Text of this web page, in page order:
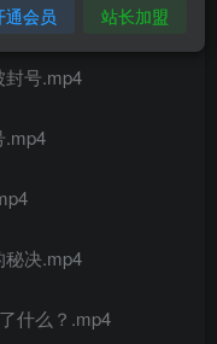
选？.mp4
封号.mp4
.mp4
秘决.mp4
什么？.mp4
通会员 站长加盟